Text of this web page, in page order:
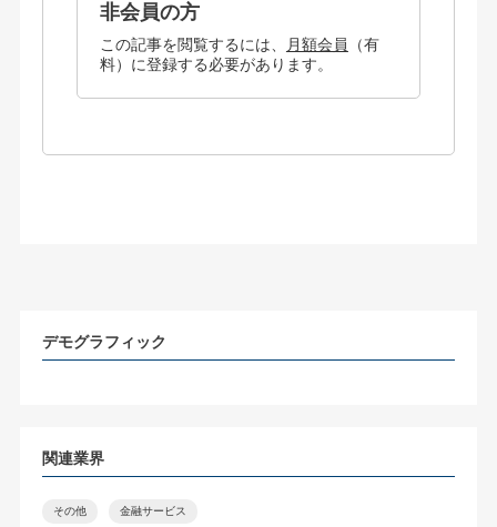
非会員の方
この記事を閲覧するには、 月額会員
（有
料）に登録する必要があります。
デモグラフィック
関連業界
その他 金融サービス